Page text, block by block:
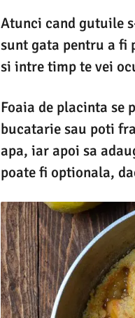
Atunci cand gutuile
sunt gata pentru a fi
si intre timp te vei
Foaia de placinta se
bucatarie sau poti
apa, iar apoi sa
poate fi optionala,